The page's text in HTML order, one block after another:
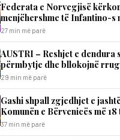
Federata e Norvegjisë
menjëhershme të Infantino-s
27 min më parë
AUSTRI – Reshjet e dendura
përmbytje dhe bllokojnë
29 min më parë
Gashi shpall zgjedhjet e
Komunën e Bërvenicës më
37 min më parë